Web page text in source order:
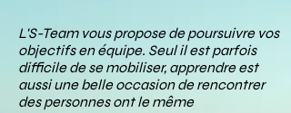
L'S-Team vous propose de poursuivre vos
objectifs en équipe. Seul il est parfois
difficile de se mobiliser, apprendre est
aussi une belle occasion de rencontrer
des personnes ont le même